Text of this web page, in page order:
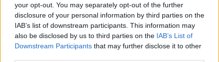
your opt-out. You may separately opt-out of the further
disclosure of your personal information by third parties on the
IAB’s list of downstream participants. This information may
also be disclosed by us to third parties on the IAB’s List of
Downstream Participants that may further disclose it to other